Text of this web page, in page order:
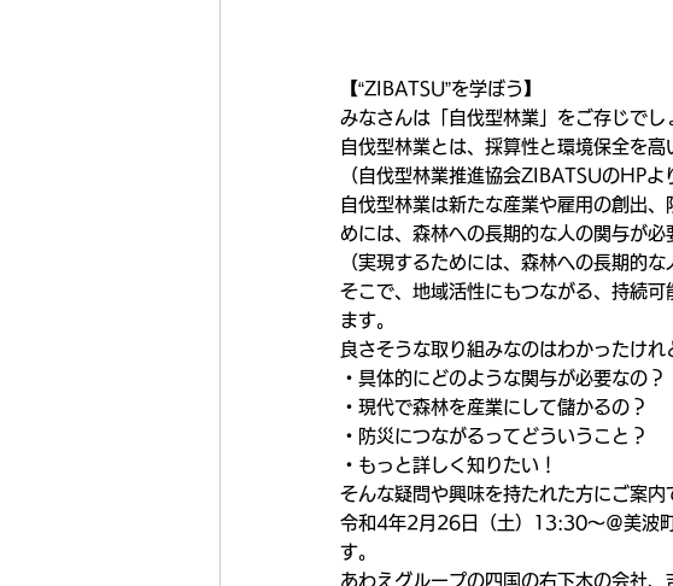
【“ZIBATSU”を学ぼう】
みなさんは「自伐型林業」をご存じでし
自伐型林業とは、採算性と環境保全を高
（自伐型林業推進協会ZIBATSUの
自伐型林業は新たな産業や雇用の創出
めには、森林への長期的な人の関与が必
（実現するためには、森林への長期的
そこで、地域活性にもつながる、持続
ます。
良さそうな取り組みなのはわかったけれ
・具体的にどのような関与が必要なの？
・現代で森林を産業にして儲かるの？
・防災につながるってどういうこと？
・もっと詳しく知りたい！
そんな疑問や興味を持たれた方にご案内
令和4年2月26日（土）13:30～＠美波
す。
あわえグループの四国の右下木の会社、